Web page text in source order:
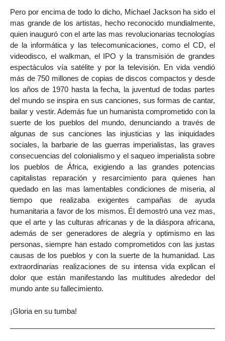
Pero por encima de todo lo dicho, Michael Jackson ha sido el
mas grande de los artistas, hecho reconocido mundialmente,
quien inauguró con el arte las mas revolucionarias tecnologías
de la informática y las telecomunicaciones, como el CD, el
videodisco, el walkman, el IPO y la transmisión de grandes
espectáculos vía satélite y por la televisión. En vida vendió
más de 750 millones de copias de discos compactos y desde
los años de 1970 hasta la fecha, la juventud de todas partes
del mundo se inspira en sus canciones, sus formas de cantar,
bailar y vestir. Además fue un humanista comprometido con la
suerte de los pueblos del mundo, denunciando a través de
algunas de sus canciones las injusticias y las iniquidades
sociales, la barbarie de las guerras imperialistas, las graves
consecuencias del colonialismo y el saqueo imperialista sobre
los pueblos de África, exigiendo a las grandes potencias
capitalistas reparación y resarcimiento para quienes han
quedado en las mas lamentables condiciones de miseria, al
tiempo que realizaba exigentes campañas de ayuda
humanitaria a favor de los mismos. Él demostró una vez mas,
que el arte y las culturas africanas y de la diáspora africana,
además de ser generadores de alegría y optimismo en las
personas, siempre han estado comprometidos con las justas
causas de los pueblos y con la suerte de la humanidad. Las
extraordinarias realizaciones de su intensa vida explican el
dolor que están manifestando las multitudes alrededor del
mundo ante su fallecimiento.
¡Gloria en su tumba!